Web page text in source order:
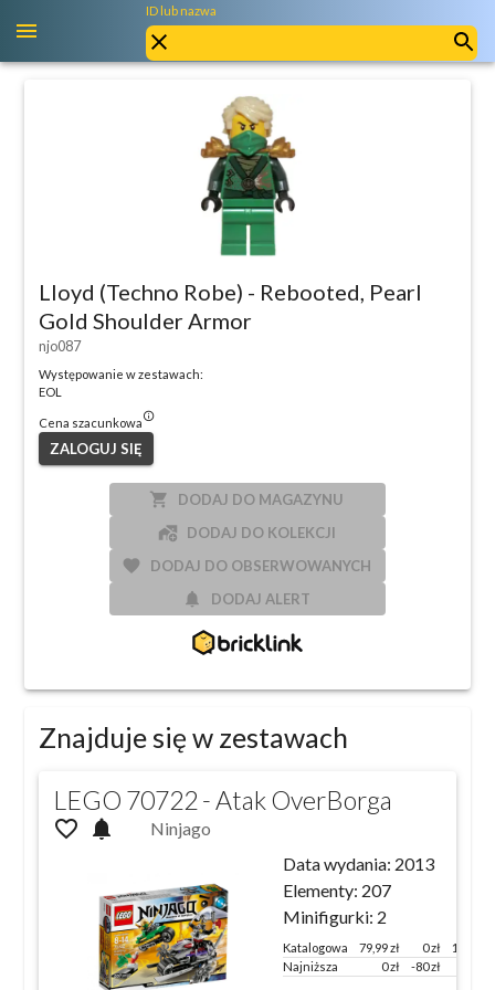
ID lub nazwa
Lloyd (Techno Robe) - Rebooted, Pearl
Gold Shoulder Armor
njo087
Występowanie w zestawach:
EOL
Cena szacunkowainfo_outlined
ZALOGUJ SIĘ
local_grocery_store DODAJ DO MAGAZYNU
add_home_work DODAJ DO KOLEKCJI
favorite DODAJ DO OBSERWOWANYCH
notifications DODAJ ALERT
Znajduje się w zestawach
LEGO 70722 - Atak OverBorga
favorite_outline notifications
Ninjago
Data wydania: 2013
Elementy: 207
Minifigurki: 2
Katalogowa 79,99zł 0 zł
100 %
Najniższa
0zł -80zł